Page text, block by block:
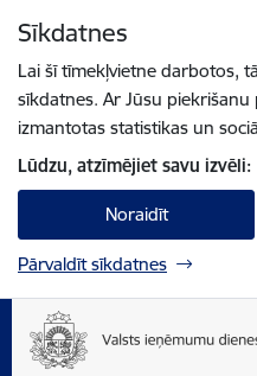
Sīkdatnes
Lai šī tīmekļvietne darbotos,
sīkdatnes. Ar Jūsu
izmantotas statistikas un
Lūdzu, atzīmējiet savu izvēli:
Noraidīt
Pārvaldīt sīkdatnes